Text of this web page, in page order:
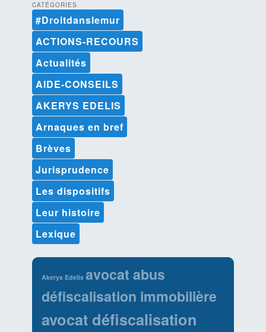
e
c
h
CATÉGORIES
#Droitdanslemur
ACTIONS-RECOURS
Actualités
AIDE-CONSEILS
AKERYS EDELIS
Arnaques en bref
Brèves
Jurisprudence
Les dispositifs
Leur histoire
Lexique
Akerys Edelis avocat abus
défiscalisation immobilière
avocat défiscalisation